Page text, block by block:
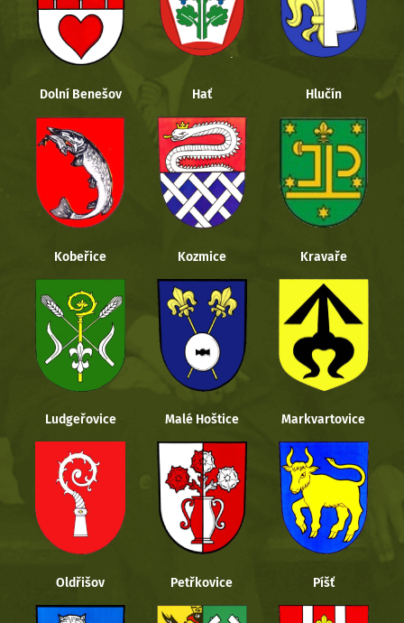
Dolní Benešov Hať Hlučín
Kobeřice Kozmice Kravaře
Ludgeřovice Malé Hoštice Markvartovice
Oldřišov Petřkovice Píšť